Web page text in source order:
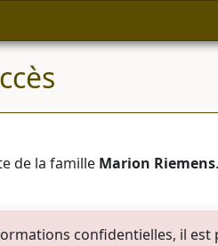
de la famille Marion Riemens
confidentielles, il